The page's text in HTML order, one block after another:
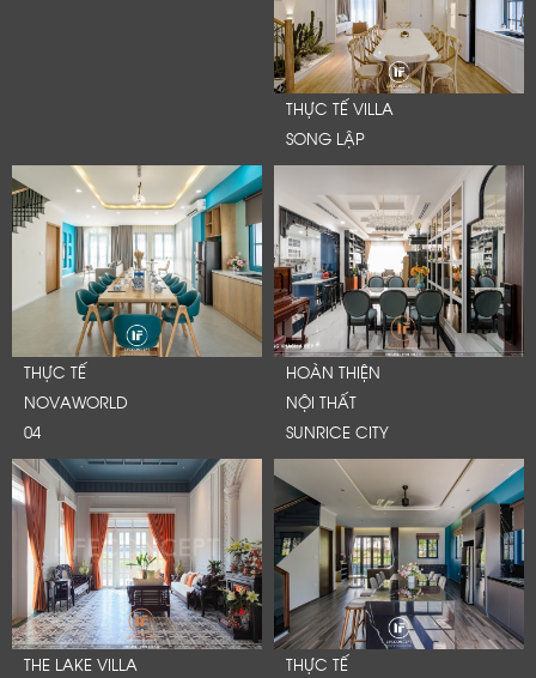
THỰC TẾ VILLA
SONG LẬP
THỰC TẾ
NOVAWORLD
04
HOÀN THIỆN
NỘI THẤT
SUNRICE CITY
THE LAKE VILLA
THỰC TẾ